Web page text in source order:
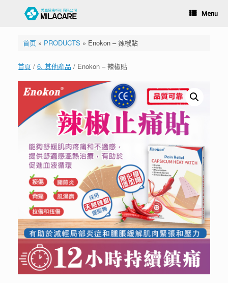
Menu
首页» PRODUCTS » Enokon – 辣椒貼
首頁 / 6. 其他產品 / Enokon – 辣椒貼